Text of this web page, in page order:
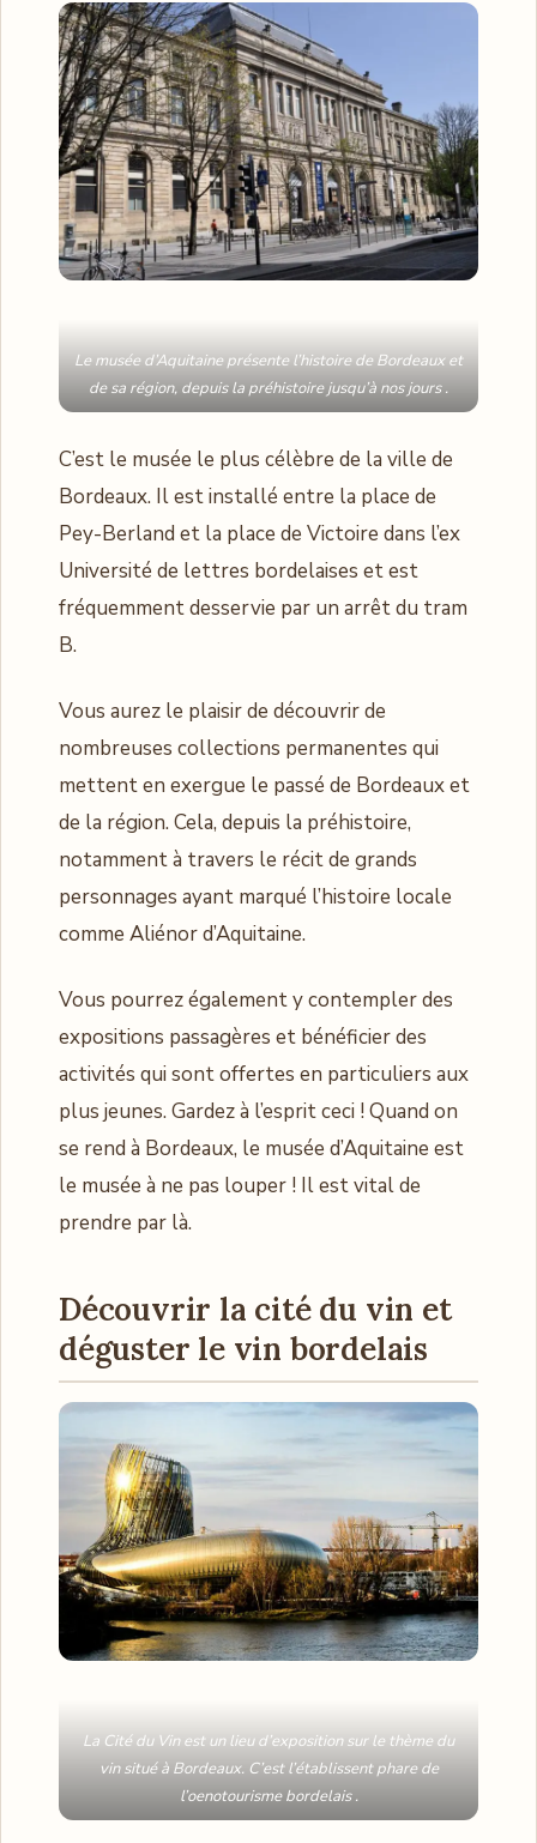
Le musée d’Aquitaine présente l’histoire de Bordeaux et
de sa région, depuis la préhistoire jusqu’à nos jours .
C’est le musée le plus célèbre de la ville de
Bordeaux. Il est installé entre la place de
Pey-Berland et la place de Victoire dans l’ex
Université de lettres bordelaises et est
fréquemment desservie par un arrêt du tram
B.
Vous aurez le plaisir de découvrir de
nombreuses collections permanentes qui
mettent en exergue le passé de Bordeaux et
de la région. Cela, depuis la préhistoire,
notamment à travers le récit de grands
personnages ayant marqué l’histoire locale
comme Aliénor d’Aquitaine.
Vous pourrez également y contempler des
expositions passagères et bénéficier des
activités qui sont offertes en particuliers aux
plus jeunes. Gardez à l’esprit ceci ! Quand on
se rend à Bordeaux, le musée d’Aquitaine est
le musée à ne pas louper ! Il est vital de
prendre par là.
Découvrir la cité du vin et
déguster le vin bordelais
La Cité du Vin est un lieu d’exposition sur le thème du
vin situé à Bordeaux. C’est l’établissent phare de
l’oenotourisme bordelais .